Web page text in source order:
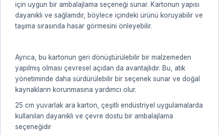
için uygun bir ambalajlama seçeneği sunar. Kartonun yapısı
dayanıklı ve sağlamdır, böylece içindeki ürünü koruyabilir ve
taşıma sırasında hasar görmesini önleyebilir.
Ayrıca, bu kartonun geri dönüştürülebilir bir malzemeden
yapılmış olması çevresel açıdan da avantajlıdır. Bu, atık
yönetiminde daha sürdürülebilir bir seçenek sunar ve doğal
kaynakların korunmasına yardımcı olur.
25 cm yuvarlak ara karton, çeşitli endüstriyel uygulamalarda
kullanılan dayanıklı ve çevre dostu bir ambalajlama
seçeneğidir